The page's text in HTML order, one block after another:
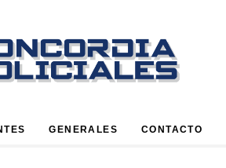
GENERALES CONTACTO